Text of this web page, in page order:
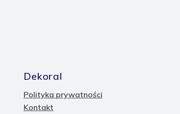
Dekoral
Polityka prywatności
Kontakt